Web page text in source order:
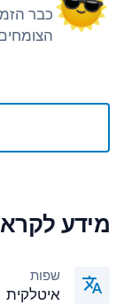
כבר
מידע
שפות
איטלקית